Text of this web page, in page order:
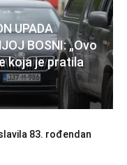
UPADA
BOSNI: „Ovo
koja je pratila
83. rođendan